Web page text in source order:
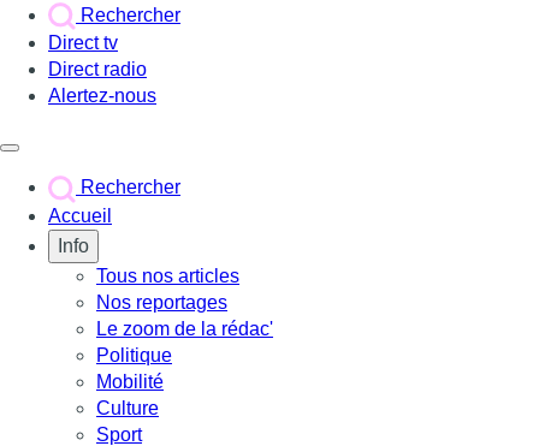
Rechercher
Direct tv
Direct radio
Alertez-nous
Rechercher
Accueil
Info
Tous nos articles
Nos reportages
Le zoom de la rédac'
Politique
Mobilité
Culture
Sport